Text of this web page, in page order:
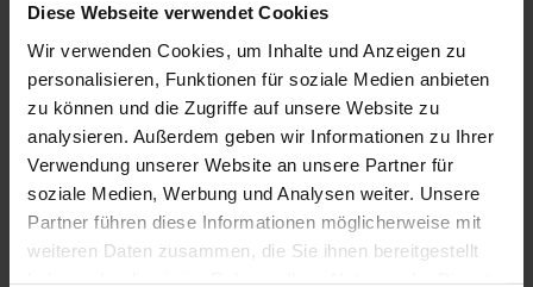
Diese Webseite verwendet Cookies
Wir verwenden Cookies, um Inhalte und Anzeigen zu
personalisieren, Funktionen für soziale Medien anbieten
zu können und die Zugriffe auf unsere Website zu
analysieren. Außerdem geben wir Informationen zu Ihrer
Verwendung unserer Website an unsere Partner für
soziale Medien, Werbung und Analysen weiter. Unsere
Partner führen diese Informationen möglicherweise mit
weiteren Daten zusammen, die Sie ihnen bereitgestellt